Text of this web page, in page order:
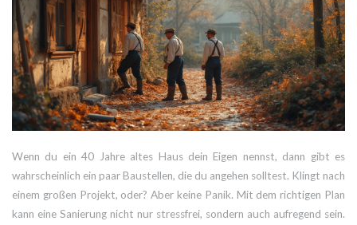
Wenn du ein 40 Jahre altes Haus dein Eigen nennst, dann gibt es
wahrscheinlich ein paar Baustellen, die du angehen solltest. Klingt nach
einem großen Projekt, oder? Aber keine Panik. Mit dem richtigen Plan
kann eine Sanierung nicht nur stressfrei, sondern auch aufregend sein.